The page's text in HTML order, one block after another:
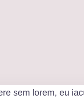
sem lorem, eu